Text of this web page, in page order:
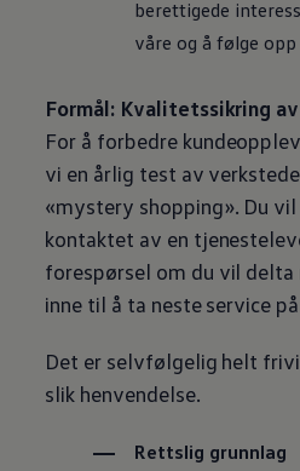
berettigede
våre og å følge opp
Formål: Kvalitetssikring
For å forbedre
vi en årlig test av
«mystery shopping». Du vil
kontaktet av en
forespørsel om du vil delta
inne til å ta neste service
Det er selvfølgelig helt
slik henvendelse.
Rettslig grunnlag